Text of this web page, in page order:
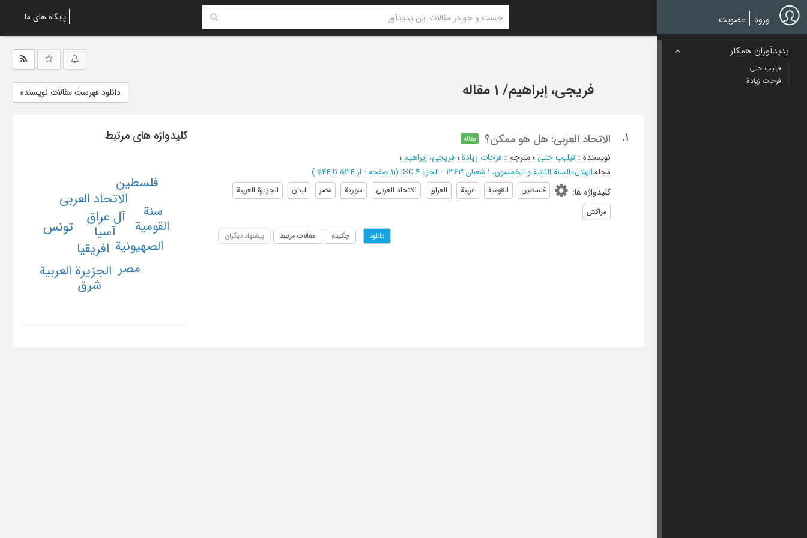
Skip
to
main
پایگاه های ما ورود عضویت
پدیدآوران همکار
فیلیب حتی
فرحات زیادة
فریجی، إبراهیم/ 1 مقاله دانلود فهرست مقالات نویسنده
1. الاتحاد العربی: هل هو ممکن؟ مقاله
نویسنده : فیلیب حتی ؛مترجم : فرحات زیادة؛فریجی، إبراهیم؛
مجله:الهلال»السنة الثانیة و الخمسون، 1 شعبان 1363 - الجزء 4 ISC (‎11 صفحه - از 534 تا 544 )
کلیدواژه ها: فلسطین القومیة عربیة العراق الاتحاد العربی سوریة مصر لبنان
الجزیرة العربیة
مراکش
دانلود چکیده مقالات مرتبط پیشنهاد دیگران
کلیدواژه های مرتبط
آسیا
آل عراق
افریقیا
الاتحاد العربی
الجزیرة العربیة
الصهیونیة
القومیة تونس
سنة
شرق
فلسطین
مصر